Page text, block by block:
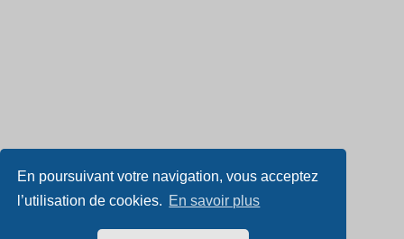
En poursuivant votre navigation, vous acceptez
l’utilisation de cookies. En savoir plus